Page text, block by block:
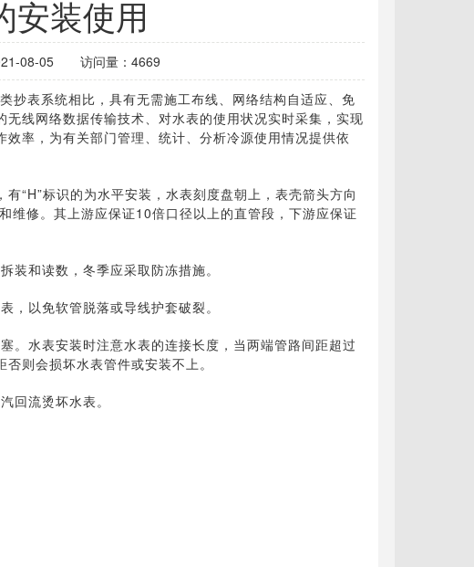
安装使用
08-05 访问量：4669
抄表系统相比，具有无需施工布线、网络结构自适应、免
线网络数据传输技术、对水表的使用状况实时采集，实现
率，为有关部门管理、统计、分析冷源使用情况提供依
“H”标识的为水平安装，水表刻度盘朝上，表壳箭头方向
维修。其上游应保证10倍口径以上的直管段，下游应保证
装和读数，冬季应采取防冻措施。
，以免软管脱落或导线护套破裂。
。水表安装时注意水表的连接长度，当两端管路间距超过
则会损坏水表管件或安装不上。
回流烫坏水表。